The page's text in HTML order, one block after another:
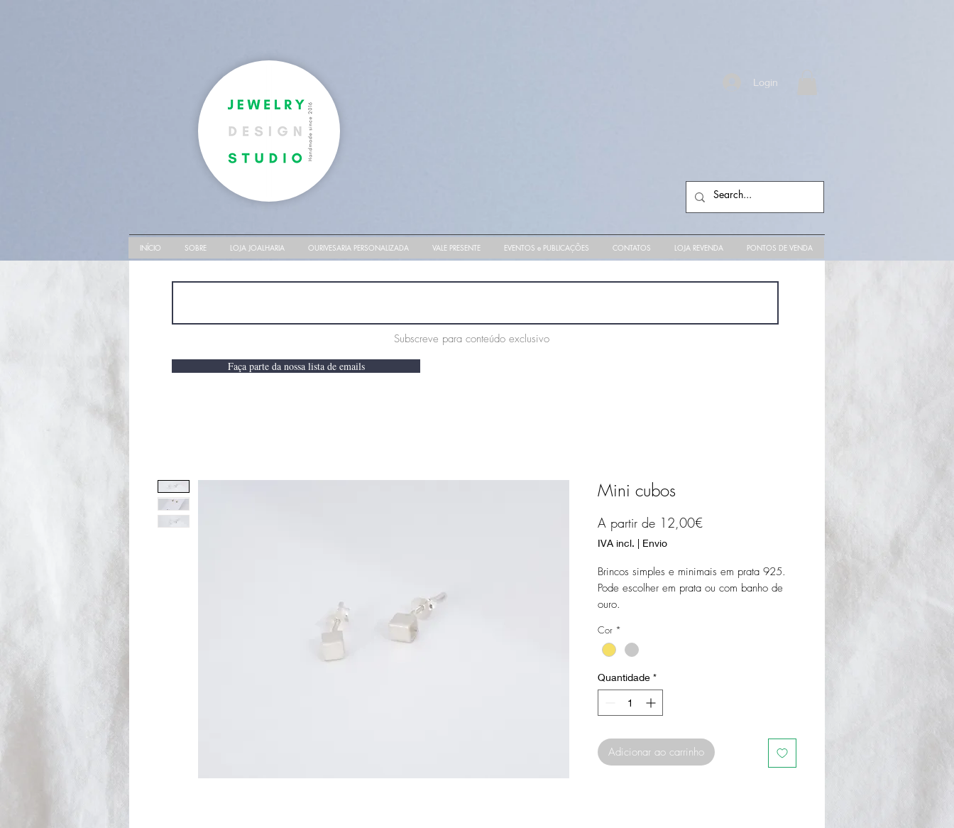
Login
INÍCIO SOBRE LOJA JOALHARIA OURIVESARIA PERSONALIZADA VALE PRESENTE EVENTOS e PUBLICAÇÕES CONTATOS LOJA REVENDA PONTOS DE VENDA
Mini cubos
A partir de 12,00€Preço
IVA incl. | Envio
Brincos simples e minimais em prata 925.
Pode escolher em prata ou com banho de
ouro.
Cor *
Quantidade *
Adicionar ao carrinho
Subscreve para conteúdo exclusivo
Faça parte da nossa lista de emails